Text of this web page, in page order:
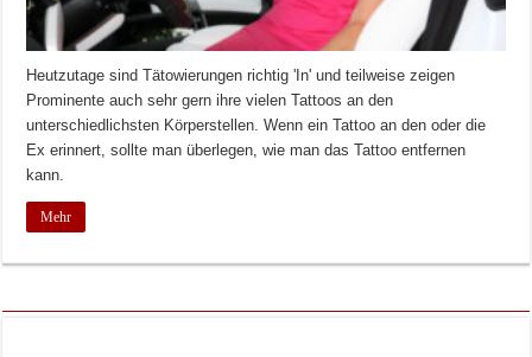
Heutzutage sind Tätowierungen richtig 'In' und teilweise zeigen
Prominente auch sehr gern ihre vielen Tattoos an den
unterschiedlichsten Körperstellen. Wenn ein Tattoo an den oder die
Ex erinnert, sollte man überlegen, wie man das Tattoo entfernen
kann.
Mehr